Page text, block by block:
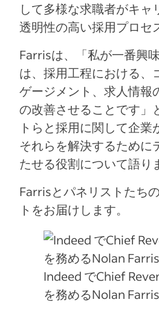
して多様な求職者がキャ
透明性の高い採用プロセ
Farrisは、「私が一番興
は、採用工程における、
ゲージメント、求人情報
の改善させることです」
トらと採用に関して企業
それらを解決するために
たせる役割について語り
Farrisとパネリストたち
トをお届けします。
Indeed でChief
を務めるNolan Farris